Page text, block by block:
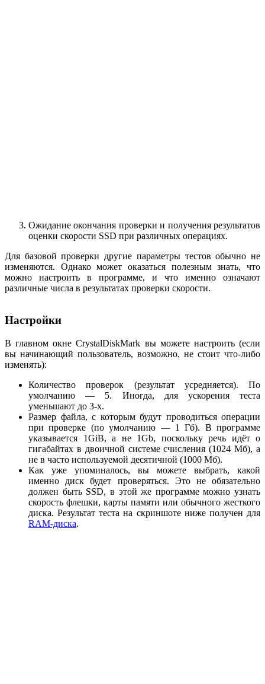
Ожидание окончания проверки и получения результатов
оценки скорости SSD при различных операциях.
Для базовой проверки другие параметры тестов обычно не
изменяются. Однако может оказаться полезным знать, что
можно настроить в программе, и что именно означают
различные числа в результатах проверки скорости.
Настройки
В главном окне CrystalDiskMark вы можете настроить (если
вы начинающий пользователь, возможно, не стоит что-либо
изменять):
Количество проверок (результат усредняется). По
умолчанию — 5. Иногда, для ускорения теста
уменьшают до 3-х.
Размер файла, с которым будут проводиться операции
при проверке (по умолчанию — 1 Гб). В программе
указывается 1GiB, а не 1Gb, поскольку речь идёт о
гигабайтах в двоичной системе счисления (1024 Мб), а
не в часто используемой десятичной (1000 Мб).
Как уже упоминалось, вы можете выбрать, какой
именно диск будет проверяться. Это не обязательно
должен быть SSD, в этой же программе можно узнать
скорость флешки, карты памяти или обычного жесткого
диска. Результат теста на скриншоте ниже получен для
RAM-диска.